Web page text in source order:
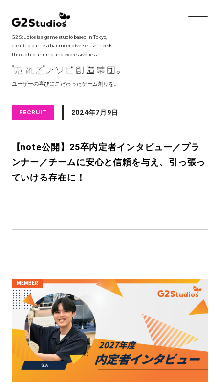
G2 Studios is a game studio based in Tokyo,
creating games that meet diverse user needs
through planning and expressiveness.
ユーザーの喜びにこだわったゲーム創りを。
RECRUIT 2024年7月9日
【note公開】25卒内定者インタビュー／プラ
ンナー／チームに安心と信頼を与え、引っ張っ
ていける存在に！
MEMBER